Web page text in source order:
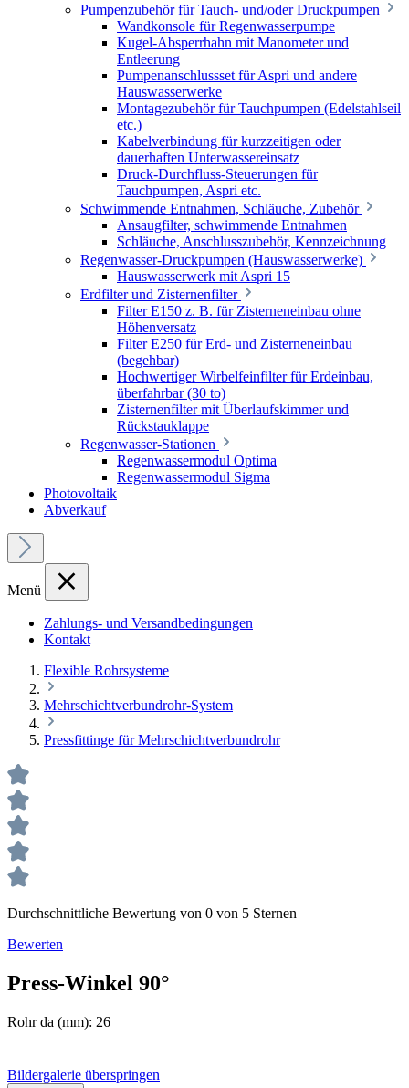
Pumpenzubehör für Tauch- und/oder Druckpumpen
Wandkonsole für Regenwasserpumpe
Kugel-Absperrhahn mit Manometer und
Entleerung
Pumpenanschlussset für Aspri und andere
Hauswasserwerke
Montagezubehör für Tauchpumpen (Edelstahlseil
etc.)
Kabelverbindung für kurzzeitigen oder
dauerhaften Unterwassereinsatz
Druck-Durchfluss-Steuerungen für
Tauchpumpen, Aspri etc.
Schwimmende Entnahmen, Schläuche, Zubehör
Ansaugfilter, schwimmende Entnahmen
Schläuche, Anschlusszubehör, Kennzeichnung
Regenwasser-Druckpumpen (Hauswasserwerke)
Hauswasserwerk mit Aspri 15
Erdfilter und Zisternenfilter
Filter E150 z. B. für Zisterneneinbau ohne
Höhenversatz
Filter E250 für Erd- und Zisterneneinbau
(begehbar)
Hochwertiger Wirbelfeinfilter für Erdeinbau,
überfahrbar (30 to)
Zisternenfilter mit Überlaufskimmer und
Rückstauklappe
Regenwasser-Stationen
Regenwassermodul Optima
Regenwassermodul Sigma
Photovoltaik
Abverkauf
Menü
Zahlungs- und Versandbedingungen
Kontakt
Flexible Rohrsysteme
Mehrschichtverbundrohr-System
Pressfittinge für Mehrschichtverbundrohr
Durchschnittliche Bewertung von 0 von 5 Sternen
Bewerten
Press-Winkel 90°
Rohr da (mm): 26
Bildergalerie überspringen